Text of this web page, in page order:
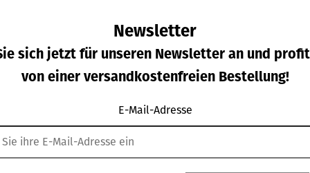
Preis:
€
MONACO
Regulärer Preis:
249,00 €
Champagn
erkühler
Newsletter
sich jetzt für unseren Newsletter an und
von einer versandkostenfreien Bestellung!
E-Mail-Adresse